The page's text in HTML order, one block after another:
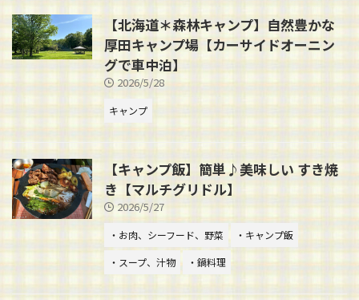
【北海道＊森林キャンプ】自然豊かな
厚田キャンプ場【カーサイドオーニン
グで車中泊】
2026/5/28
キャンプ
【キャンプ飯】簡単♪美味しい すき焼
き【マルチグリドル】
2026/5/27
・お肉、シーフード、野菜
・キャンプ飯
・スープ、汁物
・鍋料理